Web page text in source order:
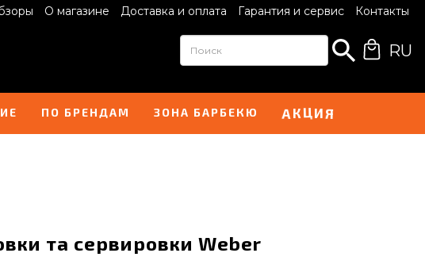
О магазине Доставка и оплата Гарантия и сервис Контакты
RU
ПО БРЕНДАМ ЗОНА БАРБЕКЮ АКЦИЯ
та сервировки Weber